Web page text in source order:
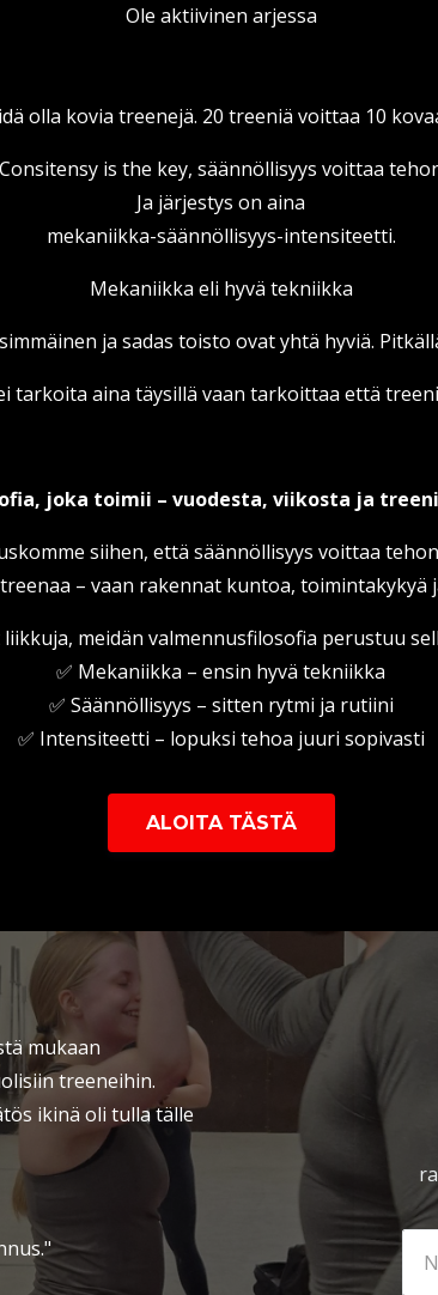
Ole aktiivinen arjessa
olla kovia treenejä. 20 treeniä voittaa 10
Consitensy is the key, säännöllisyys voittaa
Ja järjestys on aina
mekaniikka-säännöllisyys-intensiteetti.
Mekaniikka eli hyvä tekniikka
ja sadas toisto ovat yhtä hyviä.
tarkoita aina täysillä vaan tarkoittaa että
joka toimii – vuodesta, viikosta ja
siihen, että säännöllisyys voittaa
– vaan rakennat kuntoa, toimintakykyä
meidän valmennusfilosofia perustuu
✅ Mekaniikka – ensin hyvä tekniikka
✅ Säännöllisyys – sitten rytmi ja rutiini
✅ Intensiteetti – lopuksi tehoa juuri sopivasti
ALOITA TÄSTÄ
mukaan
treeneihin.
ikinä oli tulla tälle